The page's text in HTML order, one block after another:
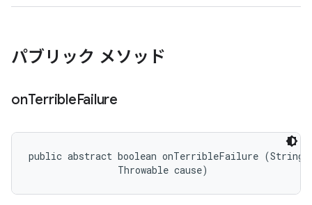
パブリック メソッド
onTerribleFailure
public abstract boolean onTerribleFailure
                Throwable cause)